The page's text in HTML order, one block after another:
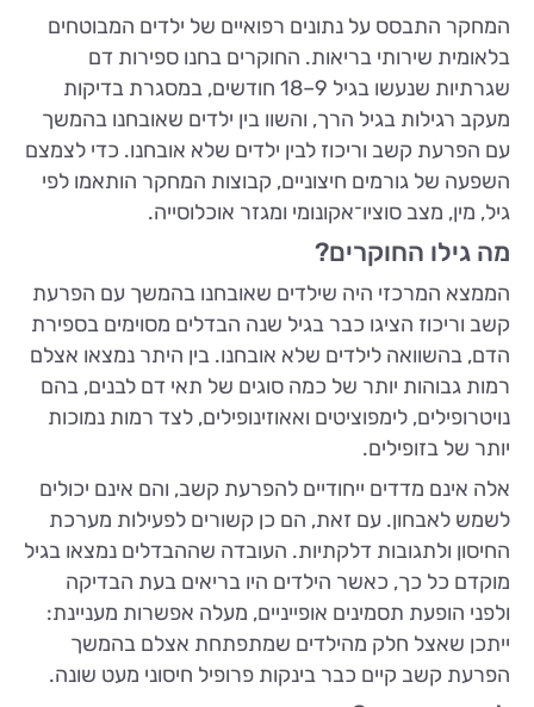
המחקר התבסס על נתונים רפואיים של ילדים המבוטחים
בלאומית שירותי בריאות. החוקרים בחנו ספירות דם
שגרתיות שנעשו בגיל 9–18 חודשים, במסגרת בדיקות
מעקב רגילות בגיל הרך, והשוו בין ילדים שאובחנו בהמשך
עם הפרעת קשב וריכוז לבין ילדים שלא אובחנו. כדי לצמצם
השפעה של גורמים חיצוניים, קבוצות המחקר הותאמו לפי
גיל, מין, מצב סוציו־אקונומי ומגזר אוכלוסייה.
מה גילו החוקרים?
הממצא המרכזי היה שילדים שאובחנו בהמשך עם הפרעת
קשב וריכוז הציגו כבר בגיל שנה הבדלים מסוימים בספירת
הדם, בהשוואה לילדים שלא אובחנו. בין היתר נמצאו אצלם
רמות גבוהות יותר של כמה סוגים של תאי דם לבנים, בהם
נויטרופילים, לימפוציטים ואאוזינופילים, לצד רמות נמוכות
יותר של בזופילים.
אלה אינם מדדים ייחודיים להפרעת קשב, והם אינם יכולים
לשמש לאבחון. עם זאת, הם כן קשורים לפעילות מערכת
החיסון ולתגובות דלקתיות. העובדה שההבדלים נמצאו בגיל
מוקדם כל כך, כאשר הילדים היו בריאים בעת הבדיקה
ולפני הופעת תסמינים אופייניים, מעלה אפשרות מעניינת:
ייתכן שאצל חלק מהילדים שמתפתחת אצלם בהמשך
הפרעת קשב קיים כבר בינקות פרופיל חיסוני מעט שונה.